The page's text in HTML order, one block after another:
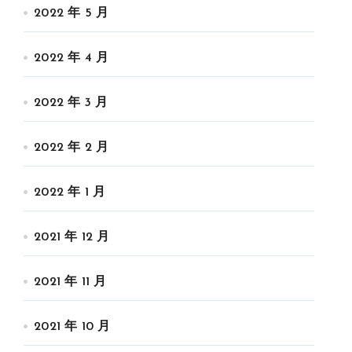
2022 年 5 月
2022 年 4 月
2022 年 3 月
2022 年 2 月
2022 年 1 月
2021 年 12 月
2021 年 11 月
2021 年 10 月